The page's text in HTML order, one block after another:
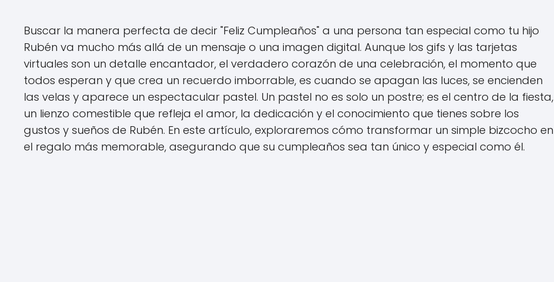
Buscar la manera perfecta de decir "Feliz Cumpleaños" a una persona tan especial como tu hijo
Rubén va mucho más allá de un mensaje o una imagen digital. Aunque los gifs y las tarjetas
virtuales son un detalle encantador, el verdadero corazón de una celebración, el momento que
todos esperan y que crea un recuerdo imborrable, es cuando se apagan las luces, se encienden
las velas y aparece un espectacular pastel. Un pastel no es solo un postre; es el centro de la fiesta,
un lienzo comestible que refleja el amor, la dedicación y el conocimiento que tienes sobre los
gustos y sueños de Rubén. En este artículo, exploraremos cómo transformar un simple bizcocho en
el regalo más memorable, asegurando que su cumpleaños sea tan único y especial como él.